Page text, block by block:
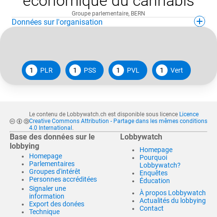
Groupe parlementaire, BERN
Données sur l'organisation
1 PLR 1 PSS 1 PVL 1 Vert
Le contenu de Lobbywatch.ch est disponible sous licence Licence
Creative Commons Attribution - Partage dans les mêmes conditions
4.0 International .
Base des données sur le
lobbying
Homepage
Parlementaires
Groupes d'intérêt
Personnes accréditées
Signaler une
information
Export des donées
Technique
Lobbywatch
Homepage
Pourquoi
Lobbywatch?
Enquêtes
Éducation
À propos Lobbywatch
Actualités du lobbying
Contact